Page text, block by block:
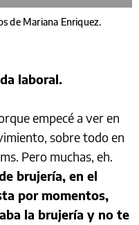
de Mariana Enriquez.
laboral.
empecé a ver en
sobre todo en
Pero muchas, eh.
brujería, en el
por momentos,
la brujería y no te